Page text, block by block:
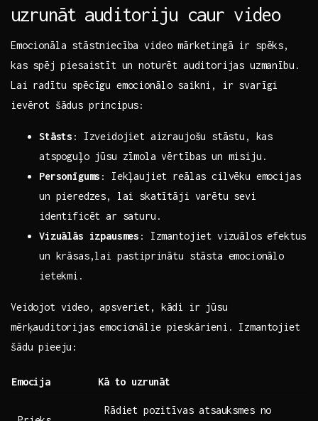
uzrunāt⁣ auditoriju caur video
Emocionāla stāstniecība video ‌mārketingā ir spēks,
kas‍ spēj⁢ piesaistīt un noturēt auditorijas uzmanību.
Lai radītu spēcīgu emocionālo ​saikni, ir svarīgi
ievērot šādus principus:
Stāsts : Izveidojiet aizraujošu ⁤stāstu, kas
atspoguļo jūsu zīmola vērtības un misiju.
Personīgums : Iekļaujiet reālas cilvēku‌ emocijas
un pieredzes, lai skatītāji varētu sevi
identificēt ar saturu.
Vizuālās izpausmes : Izmantojiet vizuālos efektus
un‍ krāsas,lai pastiprinātu stāsta emocionālo
ietekmi.
Veidojot video, apsveriet, kādi ir jūsu⁤
mērķauditorijas emocionālie pieskārieni. Izmantojiet
šādu pieeju:
Emocija Kā to uzrunāt
Rādiet pozitīvas atsauksmes no